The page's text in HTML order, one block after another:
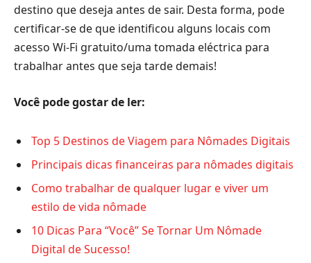
destino que deseja antes de sair. Desta forma, pode
certificar-se de que identificou alguns locais com
acesso Wi-Fi gratuito/uma tomada eléctrica para
trabalhar antes que seja tarde demais!
Você pode gostar de ler:
Top 5 Destinos de Viagem para Nômades Digitais
Principais dicas financeiras para nômades digitais
Como trabalhar de qualquer lugar e viver um
estilo de vida nômade
10 Dicas Para “Você” Se Tornar Um Nômade
Digital de Sucesso!